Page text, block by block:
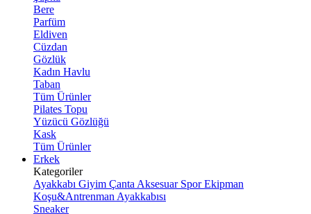
Bere
Parfüm
Eldiven
Cüzdan
Gözlük
Kadın Havlu
Taban
Tüm Ürünler
Pilates Topu
Yüzücü Gözlüğü
Kask
Tüm Ürünler
Erkek
Kategoriler
Ayakkabı Giyim Çanta Aksesuar Spor Ekipman
Koşu&Antrenman Ayakkabısı
Sneaker